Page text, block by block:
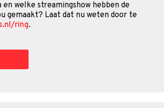
welke streamingshow hebben de
gemaakt? Laat dat nu weten door te
ring.